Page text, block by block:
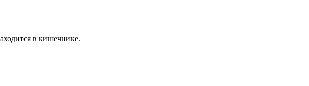
в кишечнике.